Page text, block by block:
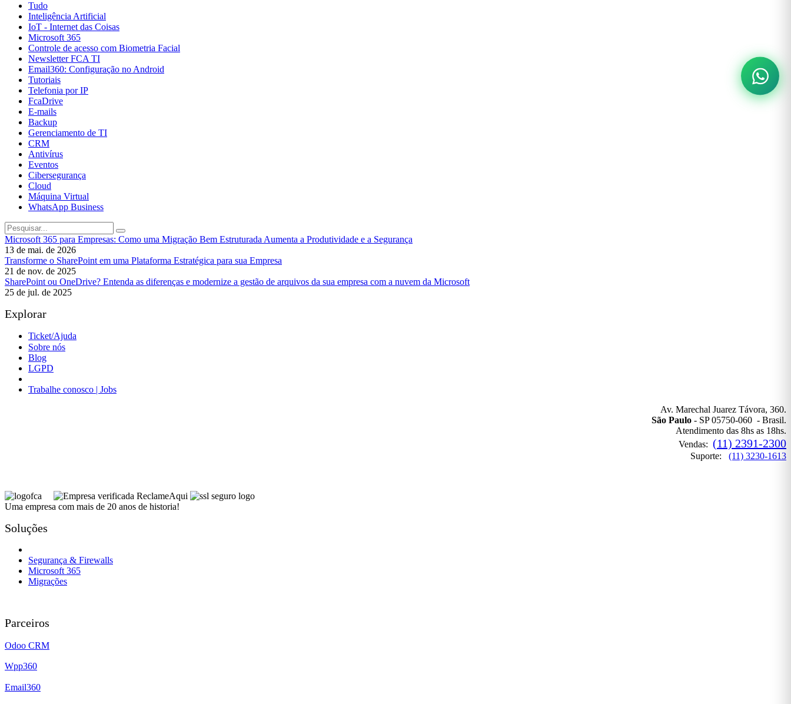
Tudo
Inteligência Artificial
IoT - Internet das Coisas
Microsoft 365
Controle de acesso com Biometria Facial
Newsletter FCA TI
Email360: Configuração no Android
Tutoriais
Telefonia por IP
FcaDrive
E-mails
Backup
Gerenciamento de TI
CRM
Antivírus
Eventos
Cibersegurança
Cloud
Máquina Virtual
WhatsApp Business
Microsoft 365 para Empresas: Como uma Migração Bem Estruturada Aumenta a Produtividade e a Segurança
13 de mai. de 2026
Transforme o SharePoint em uma Plataforma Estratégica para sua Empresa
21 de nov. de 2025
SharePoint ou OneDrive? Entenda as diferenças e modernize a gestão de arquivos da sua empresa com a nuvem da Microsoft
25 de jul. de 2025
Explorar
Ticket/Ajuda
Sobre nós
Blog
LGPD
Trabalhe conosco | Jobs
Av. Marechal Juarez Távora, 360.
São Paulo - SP 05750-060 - Brasil.
Atendimento das 8hs as 18hs.
Vendas: (11) 2391-2300
Suporte: (11) 3230-1613
Uma empresa com mais de 20 anos de historia!
Soluções
Segurança & Firewalls
Microsoft 365
Migrações
Parceiros
Odoo CRM
Wpp360
Email360